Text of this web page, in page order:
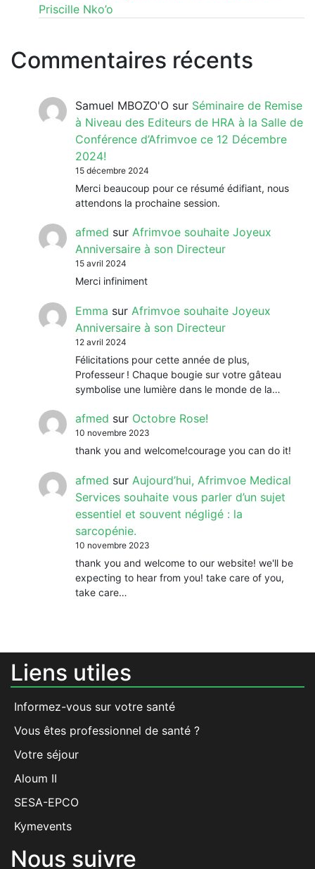
Priscille Nko’o
Commentaires récents
Samuel MBOZO'O sur Séminaire de Remise
à Niveau des Editeurs de HRA à la Salle de
Conférence d’Afrimvoe ce 12 Décembre
2024!
15 décembre 2024
Merci beaucoup pour ce résumé édifiant, nous
attendons la prochaine session.
afmed sur Afrimvoe souhaite Joyeux
Anniversaire à son Directeur
15 avril 2024
Merci infiniment
Emma sur Afrimvoe souhaite Joyeux
Anniversaire à son Directeur
12 avril 2024
Félicitations pour cette année de plus,
Professeur ! Chaque bougie sur votre gâteau
symbolise une lumière dans le monde de la…
afmed sur Octobre Rose!
10 novembre 2023
thank you and welcome!courage you can do it!
afmed sur Aujourd’hui, Afrimvoe Medical
Services souhaite vous parler d’un sujet
essentiel et souvent négligé : la
sarcopénie.
10 novembre 2023
thank you and welcome to our website! we'll be
expecting to hear from you! take care of you,
take care…
Liens utiles
Informez-vous sur votre santé
Vous êtes professionnel de santé ?
Votre séjour
Aloum II
SESA-EPCO
Kymevents
Nous suivre